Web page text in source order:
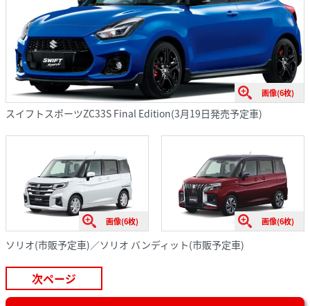
画像(6枚)
スイフトスポーツZC33S Final Edition(3月19日発売予定車)
画像(6枚) 画像(6枚)
ソリオ(市販予定車)／ソリオ バンディット(市販予定車)
次ページ